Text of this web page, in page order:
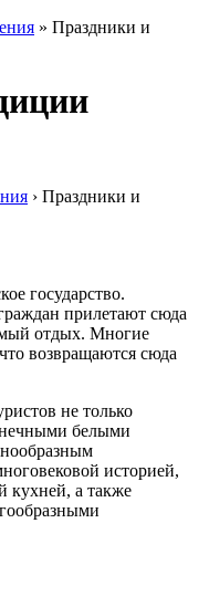
» Праздники и
› Праздники и
государство.
прилетают сюда
отдых. Многие
возвращаются сюда
не только
белыми
историей,
кухней, а также